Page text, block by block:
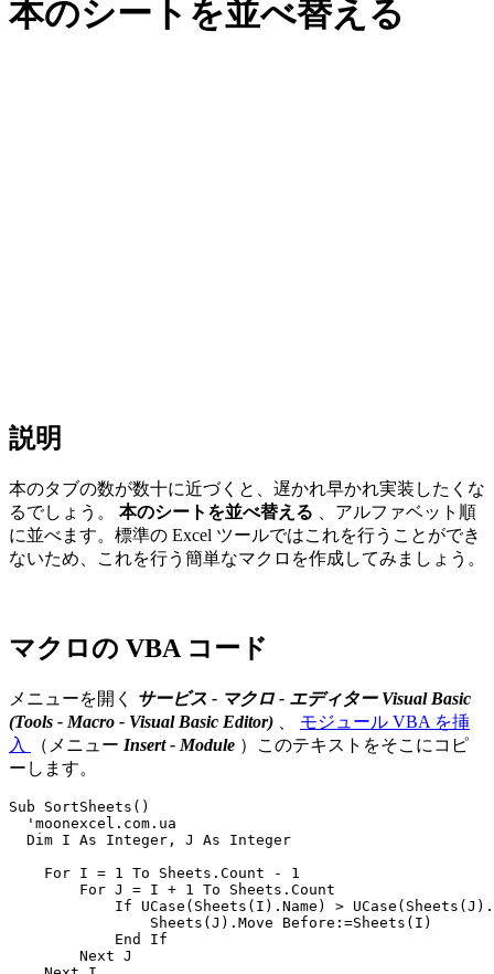
本のシートを並べ替える
説明
本のタブの数が数十に近づくと、遅かれ早かれ実装したくな
るでしょう。 本のシートを並べ替える
、アルファベット順
に並べます。標準の Excel ツールではこれを行うことができ
ないため、これを行う簡単なマクロを作成してみましょう。
マクロの VBA コード
メニューを開く
サービス - マクロ - エディター Visual Basic
(Tools - Macro - Visual Basic Editor)
モジュール VBA を挿
入
（メニュー Insert - Module ）このテキストをそこにコピ
ーします。
Sub SortSheets()
  'moonexcel.com.ua
  Dim I As Integer, J As Integer
    For I = 1 To Sheets.Count - 1
        For J = I + 1 To Sheets.Count
If UCase(Sheets(I).Name) >
                Sheets(J).Move Before:=Sheets(I)
            End If
        Next J